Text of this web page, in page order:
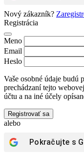
Nový zákazník?
Registrácia
Meno
Email
Heslo
Vaše osobné údaje budú
prechádzaní tejto
účtu a na iné účely
Registrovať sa
alebo
Pokračujte s